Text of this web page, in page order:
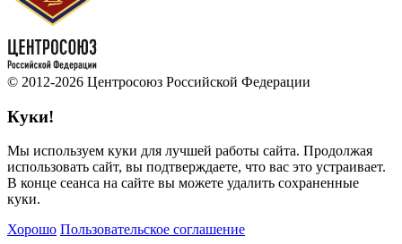
© 2012-2026 Центросоюз Российской Федерации
Куки!
Мы используем куки для лучшей работы сайта. Продолжая
использовать сайт, вы подтверждаете, что вас это устраивает.
В конце сеанса на сайте вы можете удалить сохраненные
куки.
Хорошо Пользовательское соглашение